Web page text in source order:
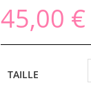
45,00 €
TAILLE